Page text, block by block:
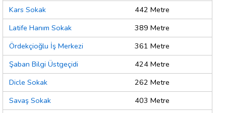
Kars Sokak
442 Metre
Latife Hanım Sokak
389 Metre
Ördekçioğlu İş Merkezi
361 Metre
Şaban Bilgi Üstgeçidi
424 Metre
Dicle Sokak
262 Metre
Savaş Sokak
403 Metre